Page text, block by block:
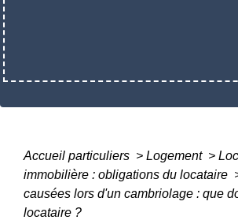
Accueil particuliers > Logement >
immobilière : obligations du locataire
causées lors d'un cambriolage : que
locataire ?